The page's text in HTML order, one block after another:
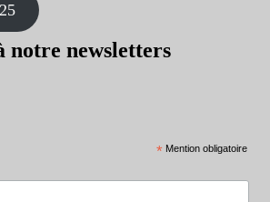
notre newsletters
* Mention obligatoire